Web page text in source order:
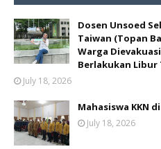
Dosen Unsoed
Taiwan (Topan
Warga
Berlakukan Libur
July 18, 2026
Mahasiswa KKN
July 18, 2026